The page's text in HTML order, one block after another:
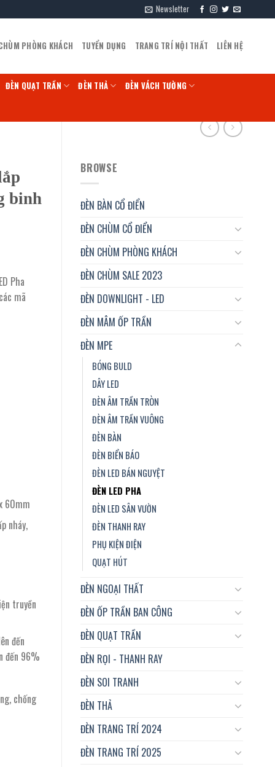
Newsletter
PHÒNG KHÁCH TUYỂN DỤNG TRANG TRÍ NỘI THẤT LIÊN HỆ
ĐÈN QUẠT TRẦN ĐÈN THẢ ĐÈN VÁCH TƯỜNG
BROWSE
ĐÈN BÀN CỔ ĐIỂN
ĐÈN CHÙM CỔ ĐIỂN
ĐÈN CHÙM PHÒNG KHÁCH
ĐÈN CHÙM SALE 2023
ĐÈN DOWNLIGHT - LED
ĐÈN MÂM ỐP TRẦN
ĐÈN MPE
BÓNG BULD
DÂY LED
ĐÈN ÂM TRẦN TRÒN
ĐÈN ÂM TRẦN VUÔNG
ĐÈN BÀN
ĐÈN BIỂN BÁO
ĐÈN LED BÁN NGUYỆT
ĐÈN LED PHA
ĐÈN LED SÂN VƯỜN
ĐÈN THANH RAY
PHỤ KIỆN ĐIỆN
QUẠT HÚT
ĐÈN NGOẠI THẤT
ĐÈN ỐP TRẦN BAN CÔNG
ĐÈN QUẠT TRẦN
ĐÈN RỌI - THANH RAY
ĐÈN SOI TRANH
ĐÈN THẢ
ĐÈN TRANG TRÍ 2024
ĐÈN TRANG TRÍ 2025
binh
Pha
mã
60mm
nháy,
truyền
đến
đến 96%
chống